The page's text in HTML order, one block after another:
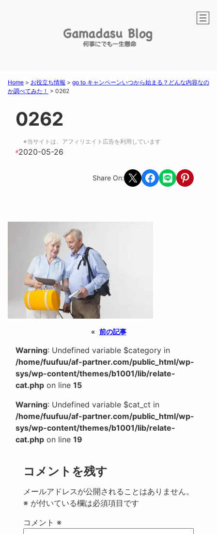
Home > お役立ち情報 > go to キャンペーンいつから始まる？どんな内容なの
か調べてみた！ > 0262
0262
※当サイトは、アフィリエイト広告を利用しています
#2020-05-26
Share On: Share on X Share on Facebook
Share on LINEShare on
« 前の記事
Warning: Undefined variable $category in
/home/fuufuu/af-partner.com/public_html/wp-
sys/wp-content/themes/b1001/lib/relate-
cat.php on line 15
Warning: Undefined variable $cat_ct in
/home/fuufuu/af-partner.com/public_html/wp-
sys/wp-content/themes/b1001/lib/relate-
cat.php on line 19
コメントを残す
メールアドレスが公開されることはありません。
※ が付いている欄は必須項目です
コメント ※